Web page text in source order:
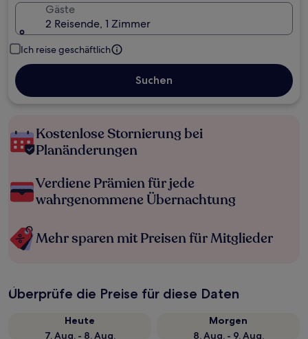
Gäste
2 Reisende, 1 Zimmer
Ich reise geschäftlich
Suchen
Kostenlose Stornierung bei
Planänderungen
Verdiene Prämien für jede
wahrgenommene Übernachtung
Mehr sparen mit Preisen für Mitglieder
Überprüfe die Preise für diese Daten
Heute
7. Aug. - 8. Aug.
Morgen
8. Aug. - 9. Aug.